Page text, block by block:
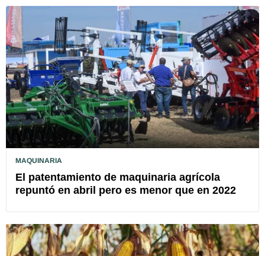
MAQUINARIA
El patentamiento de maquinaria agrícola
repuntó en abril pero es menor que en 2022